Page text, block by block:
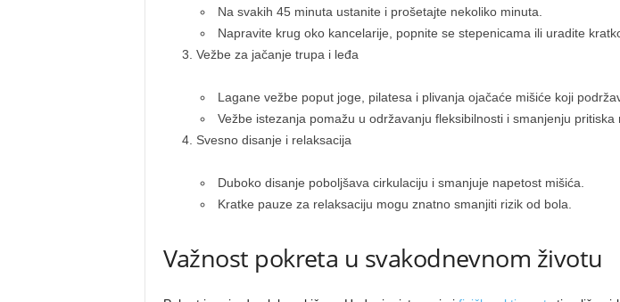
Na svakih 45 minuta ustanite i prošetajte nekoliko minuta.
Napravite krug oko kancelarije, popnite se stepenicama ili uradite
Vežbe za jačanje trupa i leđa
Lagane vežbe poput joge, pilatesa i plivanja ojačaće mišiće koji
Vežbe istezanja pomažu u održavanju fleksibilnosti i smanjenju pritiska
Svesno disanje i relaksacija
Duboko disanje poboljšava cirkulaciju i smanjuje napetost mišića.
Kratke pauze za relaksaciju mogu znatno smanjiti rizik od bola.
Važnost pokreta u svakodnevnom životu